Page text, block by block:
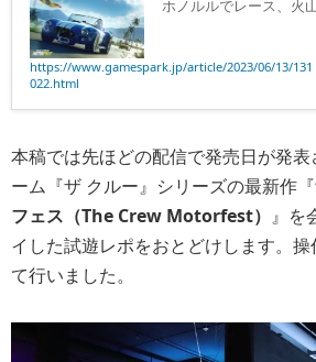
ホノルルでレース、火
https://www.gamespark.jp/article/2023/06/13/131
022.html
本稿では先ほどの配信で発売日が発
ーム『ザ クルー』シリーズの最新作『
フェス（The Crew Motorfest） 』を
イした試遊レポをおとどけします。
て行いました。